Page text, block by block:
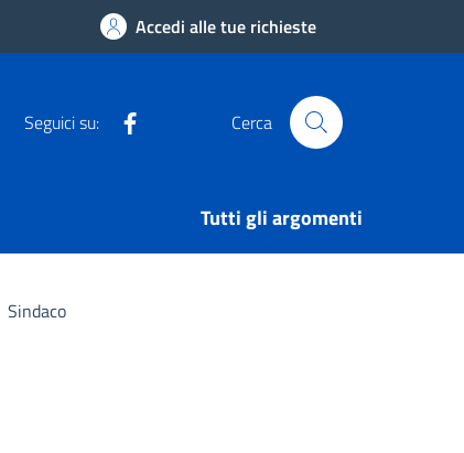
Accedi alle tue richieste
Seguici su: Cerca
Tutti gli argomenti
Sindaco